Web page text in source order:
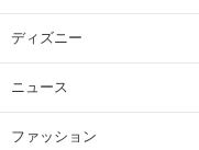
ディズニー
ニュース
ファッション